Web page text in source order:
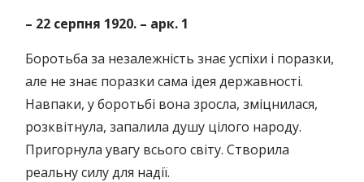
– 22 серпня 1920. – арк. 1
Боротьба за незалежність знає успіхи і поразки,
але не знає поразки сама ідея державності.
Навпаки, у боротьбі вона зросла, зміцнилася,
розквітнула, запалила душу цілого народу.
Пригорнула увагу всього світу. Створила
реальну силу для надії.